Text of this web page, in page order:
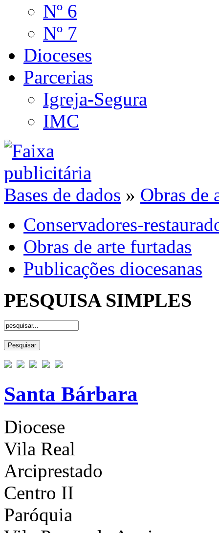
Nº 6
Nº 7
Dioceses
Parcerias
Igreja-Segura
IMC
Bases de dados » Obras de
Conservadores-
Obras de arte furtadas
Publicações diocesanas
PESQUISA SIMPLES
Santa Bárbara
Diocese
Vila Real
Arciprestado
Centro II
Paróquia